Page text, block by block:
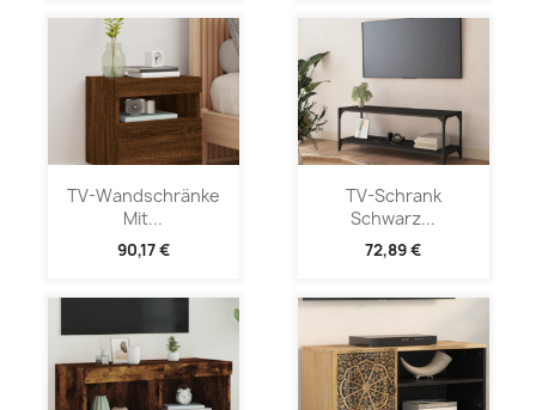
TV-Wandschränke
Mit...
90,17 €
TV-Schrank
Schwarz...
72,89 €